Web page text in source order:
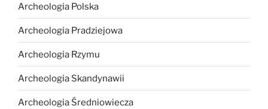
Archeologia Polska
Archeologia Pradziejowa
Archeologia Rzymu
Archeologia Skandynawii
Archeologia Średniowiecza